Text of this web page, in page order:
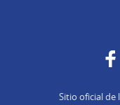
Sitio oficial de